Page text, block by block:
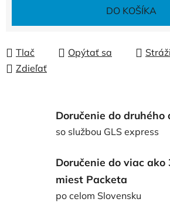
DO KOŠÍKA
Tlač Opýtať sa
Zdieľať
Doručenie do druhého
so službou GLS express
Doručenie do viac
miest Packeta
po celom Slovensku